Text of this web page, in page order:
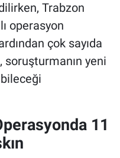
Trabzon
operasyon
çok sayıda
soruşturmanın yeni
11